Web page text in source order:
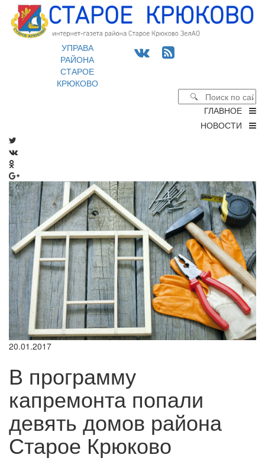
УПРАВА
РАЙОНА
СТАРОЕ
КРЮКОВО
ГЛАВНОЕ
НОВОСТИ
20.01.2017
В программу
капремонта попали
девять домов района
Старое Крюково